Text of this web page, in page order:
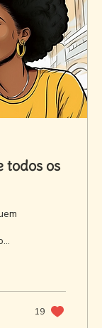
todos os
19